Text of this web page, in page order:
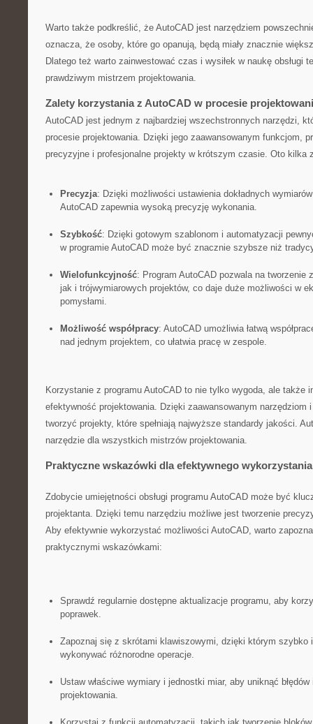
Warto także⁢ podkreślić, że AutoCAD jest narzędziem
oznacza, że osoby, które go opanują, będą miały znacznie⁣
⁣Dlatego⁤ też warto zainwestować czas i‍ wysiłek w naukę‍ obsługi
prawdziwym mistrzem projektowania.
Zalety⁤ korzystania z AutoCAD w procesie⁤
AutoCAD jest jednym z najbardziej wszechstronnych⁢ narzędzi,
procesie projektowania. Dzięki jego‌ zaawansowanym funkcjom,
precyzyjne i⁣ profesjonalne projekty w krótszym czasie. Oto kilka
Precyzja: ⁤Dzięki możliwości ustawienia⁤ dokładnych​
AutoCAD zapewnia wysoką precyzję wykonania.
Szybkość: Dzięki gotowym szablonom i automatyzacji
w programie AutoCAD⁤ może być znacznie szybsze niż
Wielofunkcyjność: ⁢Program AutoCAD pozwala⁢ na tworzenie
jak i trójwymiarowych projektów, co daje duże‍ możliwości ⁢w
pomysłami.
Możliwość ⁢współpracy: AutoCAD umożliwia łatwą
nad jednym projektem, co‌ ułatwia pracę⁤ w zespole.
Korzystanie z programu⁣ AutoCAD to nie‍ tylko wygoda, ⁣ale także
efektywność projektowania. Dzięki‍ zaawansowanym narzędziom‌
tworzyć projekty,⁣ które spełniają najwyższe ‍standardy‌ jakości.
narzędzie dla wszystkich‌ mistrzów⁢ projektowania.
Praktyczne wskazówki dla efektywnego
Zdobycie umiejętności obsługi⁤ programu AutoCAD może być
projektanta. Dzięki temu narzędziu możliwe jest tworzenie
⁣Aby efektywnie wykorzystać ‌możliwości AutoCAD, warto
praktycznymi wskazówkami:
Sprawdź regularnie⁤ dostępne aktualizacje programu, aby
poprawek.
Zapoznaj się z ⁤skrótami ⁣klawiszowymi, dzięki którym szybko
wykonywać różnorodne​ operacje.
Ustaw właściwe wymiary i jednostki miar, aby uniknąć
projektowania.